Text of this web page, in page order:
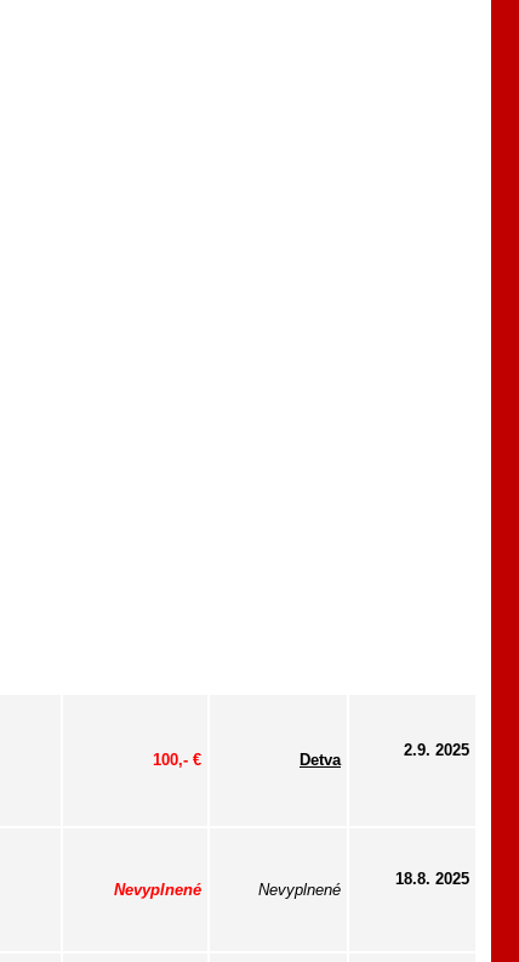
100,- € Detva
2.9. 2025
Nevyplnené Nevyplnené
18.8. 2025